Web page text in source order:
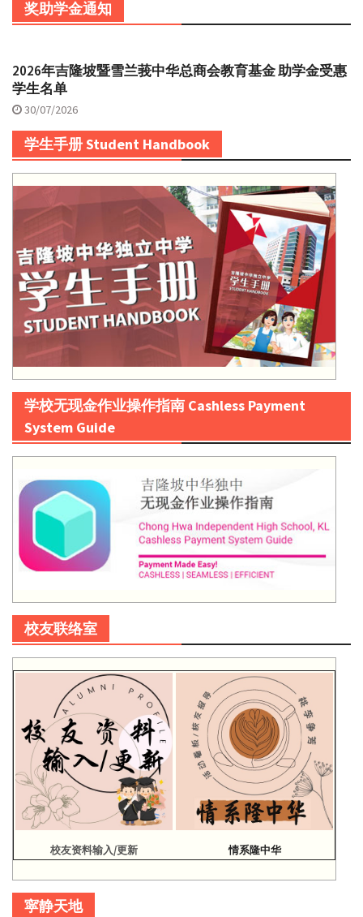
奖助学金通知
2026年吉隆坡暨雪兰莪中华总商会教育基金 助学金受惠
学生名单
30/07/2026
学生手册 Student Handbook
学校无现金作业操作指南 Cashless Payment
System Guide
校友联络室
校友资料输入/更新 情系隆中华
寜静天地